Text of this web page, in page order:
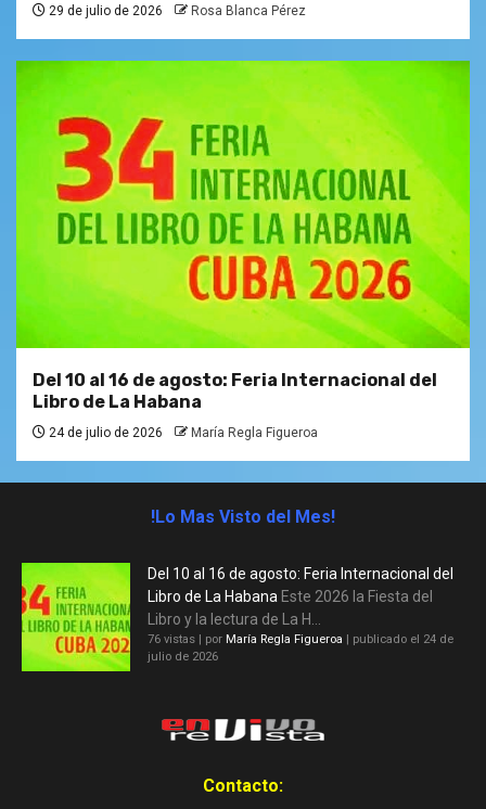
29 de julio de 2026 Rosa Blanca Pérez
Del 10 al 16 de agosto: Feria Internacional del
Libro de La Habana
24 de julio de 2026 María Regla Figueroa
!Lo Mas Visto del Mes!
Del 10 al 16 de agosto: Feria Internacional del
Libro de La Habana Este 2026 la Fiesta del
Libro y la lectura de La H...
76 vistas | por María Regla Figueroa | publicado el 24 de
julio de 2026
Contacto: